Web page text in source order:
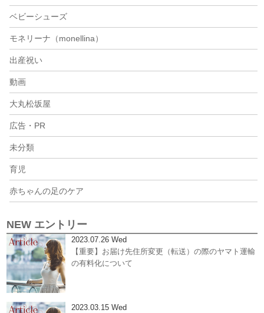
ベビーシューズ
モネリーナ（monellina）
出産祝い
動画
大丸松坂屋
広告・PR
未分類
育児
赤ちゃんの足のケア
NEW エントリー
2023.07.26 Wed
【重要】お届け先住所変更（転送）の際のヤマト運輸
の有料化について
2023.03.15 Wed